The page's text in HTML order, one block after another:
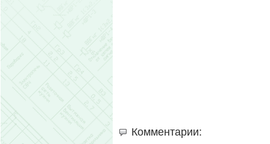
Комментарии: